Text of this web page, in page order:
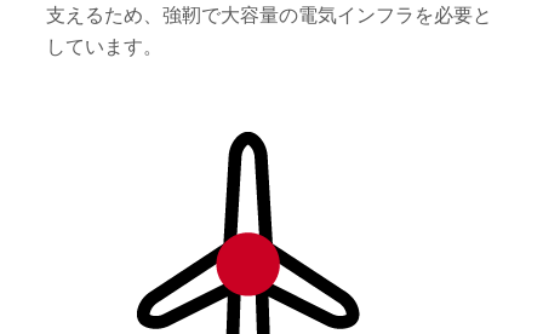
支えるため、強靭で大容量の電気インフラを必要と
しています。